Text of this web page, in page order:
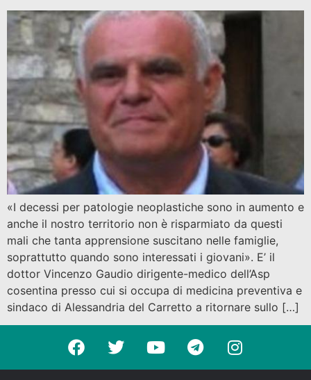
«I decessi per patologie neoplastiche sono in aumento e
anche il nostro territorio non è risparmiato da questi
mali che tanta apprensione suscitano nelle famiglie,
soprattutto quando sono interessati i giovani». E’ il
dottor Vincenzo Gaudio dirigente-medico dell’Asp
cosentina presso cui si occupa di medicina preventiva e
sindaco di Alessandria del Carretto a ritornare sullo […]